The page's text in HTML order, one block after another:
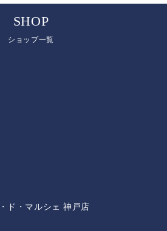
SHOP
ショップ一覧
ド・マルシェ 神戸店